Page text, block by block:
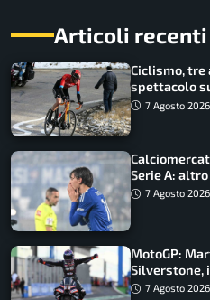
Articoli recenti
Ciclismo,
spettacolo
come vederli
7 Agosto 2026
Serie A:
7 Agosto 2026
MotoGP:
Silverstone,
7 Agosto 2026